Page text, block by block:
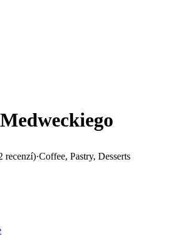
recenzí)·Coffee, Pastry, Desserts